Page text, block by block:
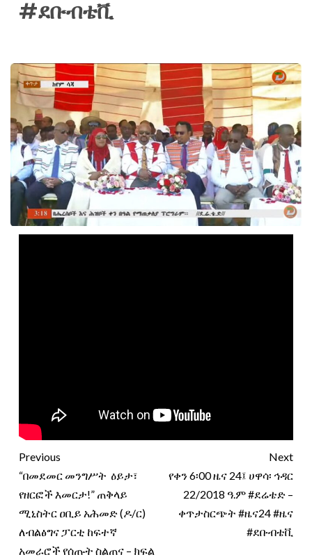
#ደቡብቴቪ
Previous
“በመደመር መንግሥት ዕይታ፣
የዘርፎች እመርታ!” ጠቅላይ
ሚኒስትር ዐቢይ አሕመድ (ዶ/ር)
ለብልፅግና ፓርቲ ከፍተኛ
አመራሮች የሰጡት ስልጠና – ክፍል
Next
የቀን 6፡00 ዜና 24፤ ሀዋሳ፡ ኅዳር
22/2018 ዓ.ም #ደሬቴድ –
ቀጥታስርጭት #ዜና24 #ዜና
#ደቡብቴቪ